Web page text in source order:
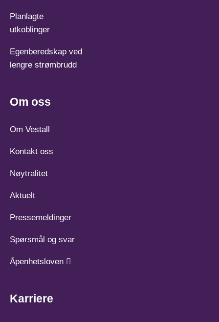
Planlagte
utkoblinger
Egenberedskap ved
lengre strømbrudd
Om oss
Om Vestall
Kontakt oss
Nøytralitet
Aktuelt
Pressemeldinger
Spørsmål og svar
Åpenhetsloven
Karriere